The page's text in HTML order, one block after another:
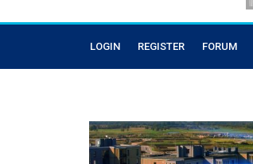
LOGIN REGISTER FORUM